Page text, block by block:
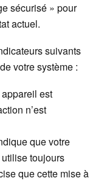
sécurisé » pour
actuel.
suivants
votre système :
est
n’est
que votre
toujours
que cette mise à